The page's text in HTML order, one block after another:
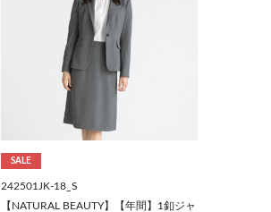
SALE
242501JK-18_S
【NATURAL BEAUTY】【年間】1釦ジャ